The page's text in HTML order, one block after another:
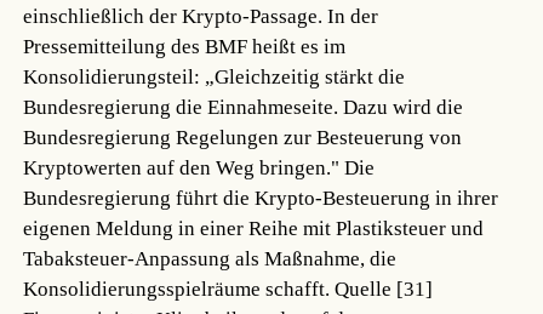
einschließlich der Krypto-Passage. In der
Pressemitteilung des BMF heißt es im
Konsolidierungsteil: „Gleichzeitig stärkt die
Bundesregierung die Einnahmeseite. Dazu wird die
Bundesregierung Regelungen zur Besteuerung von
Kryptowerten auf den Weg bringen." Die
Bundesregierung führt die Krypto-Besteuerung in ihrer
eigenen Meldung in einer Reihe mit Plastiksteuer und
Tabaksteuer-Anpassung als Maßnahme, die
Konsolidierungsspielräume schafft.Quelle [31]